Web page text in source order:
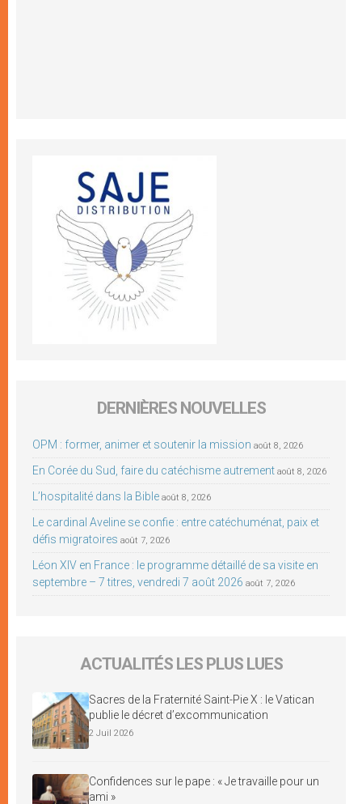
DERNIÈRES NOUVELLES
OPM : former, animer et soutenir la mission août 8, 2026
En Corée du Sud, faire du catéchisme autrement août 8, 2026
L’hospitalité dans la Bible août 8, 2026
Le cardinal Aveline se confie : entre catéchuménat, paix et
défis migratoires août 7, 2026
Léon XIV en France : le programme détaillé de sa visite en
septembre – 7 titres, vendredi 7 août 2026 août 7, 2026
ACTUALITÉS LES PLUS LUES
Sacres de la Fraternité Saint-Pie X : le Vatican
publie le décret d’excommunication
2 Juil 2026
Confidences sur le pape : « Je travaille pour un
ami »